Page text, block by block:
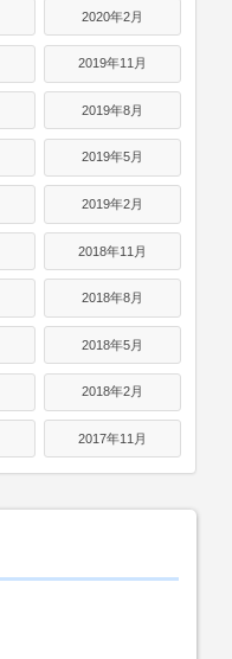
2020年2月
2019年11月
2019年8月
2019年5月
2019年2月
2018年11月
2018年8月
2018年5月
2018年2月
2017年11月